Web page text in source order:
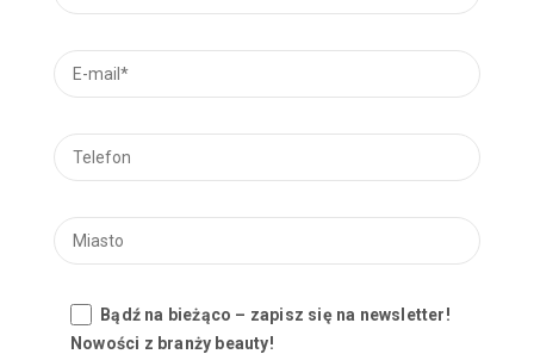
Bądź na bieżąco – zapisz się na newsletter!
Nowości z branży beauty!